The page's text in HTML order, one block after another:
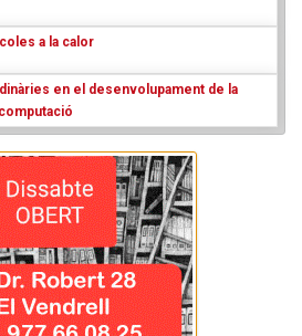
a la calor
en el desenvolupament de la